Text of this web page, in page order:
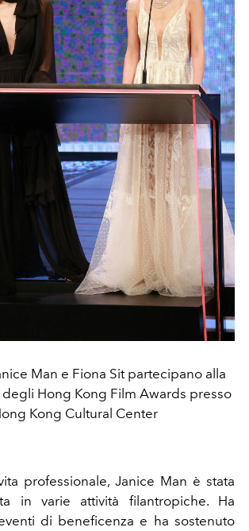
Man e Fiona Sit partecipano alla
Hong Kong Film Awards presso
Kong Cultural Center
professionale, Janice Man è stata
in varie attività filantropiche. Ha
di beneficenza e ha sostenuto